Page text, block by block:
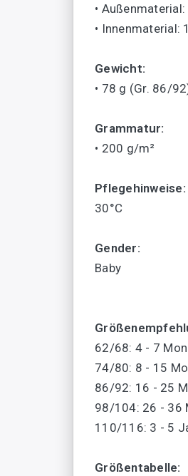
•
• Innenmaterial:
Gewicht:
• 78 g (Gr. 86/
Grammatur:
• 200 g/m²
Pflegehinweise:
30°C
Gender:
Baby
62/68: 4 - 7
74/80: 8 - 15
86/92: 16 - 25
98/104: 26 - 36
110/116: 3 - 5
Größentabelle: